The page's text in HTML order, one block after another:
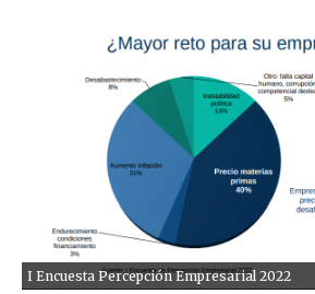
I Encuesta Percepción Empresarial 2022